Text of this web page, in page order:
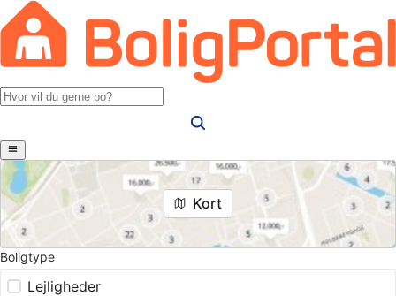
Kort
Boligtype
Lejligheder